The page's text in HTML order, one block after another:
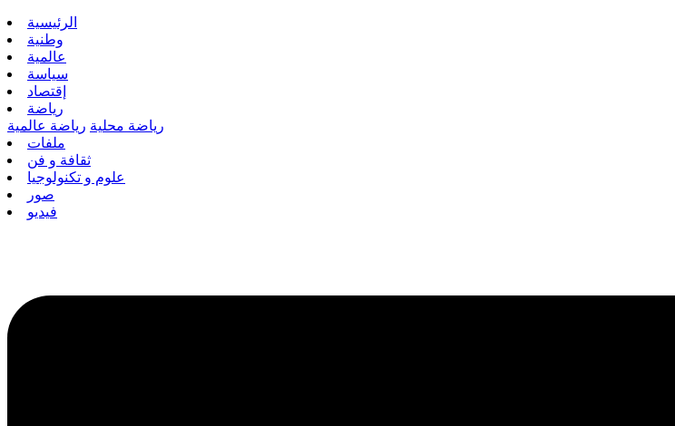
الرئيسية
وطنية
عالمية
سياسة
إقتصاد
رياضة
رياضة محلية رياضة عالمية
ملفات
ثقافة و فن
علوم و تكنولوجيا
صور
فيديو